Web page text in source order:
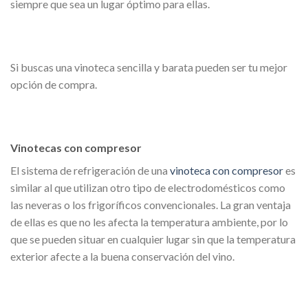
siempre que sea un lugar óptimo para ellas.
Si buscas una vinoteca sencilla y barata pueden ser tu mejor
opción de compra.
Vinotecas con compresor
El sistema de refrigeración de una vinoteca con compresores
similar al que utilizan otro tipo de electrodomésticos como
las neveras o los frigoríficos convencionales. La gran ventaja
de ellas es que no les afecta la temperatura ambiente, por lo
que se pueden situar en cualquier lugar sin que la temperatura
exterior afecte a la buena conservación del vino.